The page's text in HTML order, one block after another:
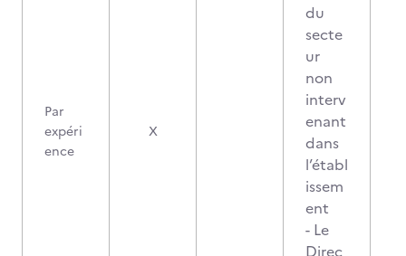
Par
expéri
ence
X
du
secte
ur
non
interv
enant
dans
l’établ
issem
ent
- Le
Direc